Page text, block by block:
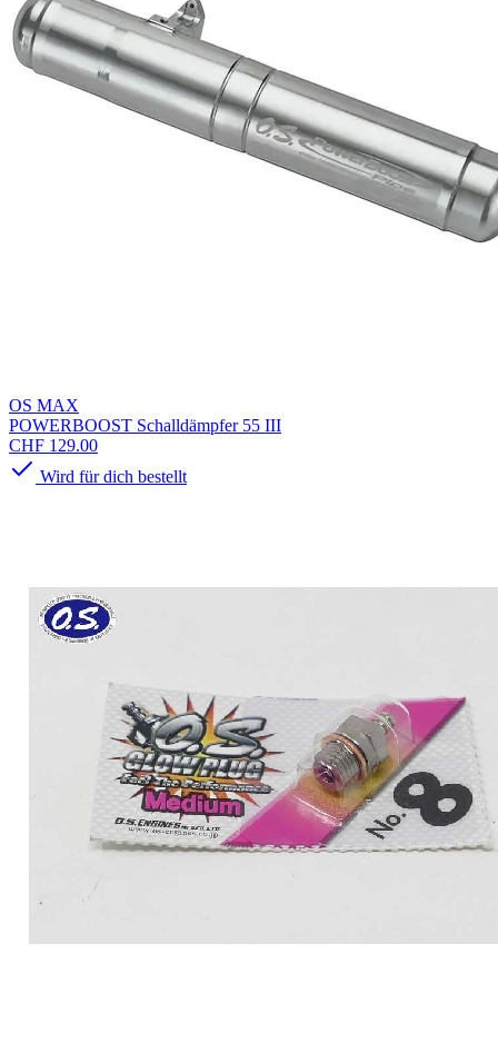
OS MAX
POWERBOOST Schalldämpfer 55 III
CHF 129.00
Wird für dich bestellt